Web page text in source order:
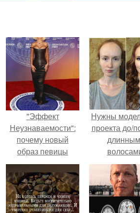
"Эффект
Неузнаваемости":
почему новый
образ певицы
вызвал споры о
гранях
возможного?
Нужны
проекта до/